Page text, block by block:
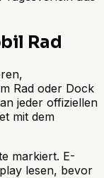
Rad
Rad oder Dock
jeder offiziellen
mit dem
markiert. E-
lesen, bevor